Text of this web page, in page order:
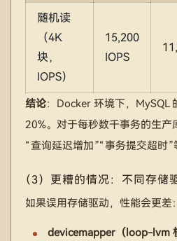
随机读
（4K
块，
IOPS）
15,200
IOPS
结论：Docker 环境下，MySQL
20%。对于每秒数千事务的生产
“查询延迟增加”“事务提交超时”
（3）更糟的情况：不同存储
如果误用存储驱动，性能会更差：
devicemapper（loop-lvm